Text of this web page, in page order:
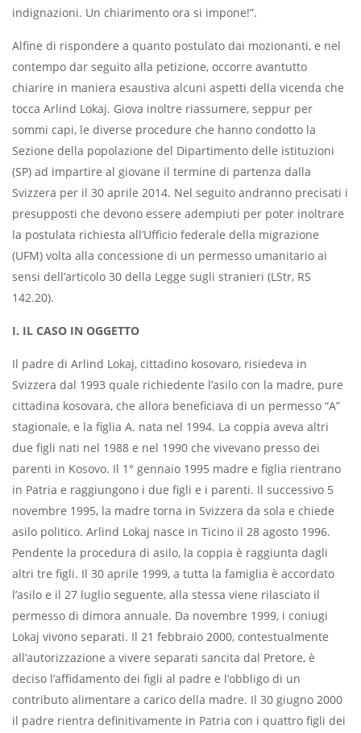
indignazioni. Un chiarimento ora si impone!”.
Alfine di rispondere a quanto postulato dai mozionanti, e nel
contempo dar seguito alla petizione, occorre avantutto
chiarire in maniera esaustiva alcuni aspetti della vicenda che
tocca Arlind Lokaj. Giova inoltre riassumere, seppur per
sommi capi, le diverse procedure che hanno condotto la
Sezione della popolazione del Dipartimento delle istituzioni
(SP) ad impartire al giovane il termine di partenza dalla
Svizzera per il 30 aprile 2014. Nel seguito andranno precisati i
presupposti che devono essere adempiuti per poter inoltrare
la postulata richiesta all’Ufficio federale della migrazione
(UFM) volta alla concessione di un permesso umanitario ai
sensi dell’articolo 30 della Legge sugli stranieri (LStr, RS
142.20).
I. IL CASO IN OGGETTO
Il padre di Arlind Lokaj, cittadino kosovaro, risiedeva in
Svizzera dal 1993 quale richiedente l’asilo con la madre, pure
cittadina kosovara, che allora beneficiava di un permesso “A”
stagionale, e la figlia A. nata nel 1994. La coppia aveva altri
due figli nati nel 1988 e nel 1990 che vivevano presso dei
parenti in Kosovo. Il 1° gennaio 1995 madre e figlia rientrano
in Patria e raggiungono i due figli e i parenti. Il successivo 5
novembre 1995, la madre torna in Svizzera da sola e chiede
asilo politico. Arlind Lokaj nasce in Ticino il 28 agosto 1996.
Pendente la procedura di asilo, la coppia è raggiunta dagli
altri tre figli. Il 30 aprile 1999, a tutta la famiglia è accordato
l’asilo e il 27 luglio seguente, alla stessa viene rilasciato il
permesso di dimora annuale. Da novembre 1999, i coniugi
Lokaj vivono separati. Il 21 febbraio 2000, contestualmente
all’autorizzazione a vivere separati sancita dal Pretore, è
deciso l’affidamento dei figli al padre e l’obbligo di un
contributo alimentare a carico della madre. Il 30 giugno 2000
il padre rientra definitivamente in Patria con i quattro figli dei